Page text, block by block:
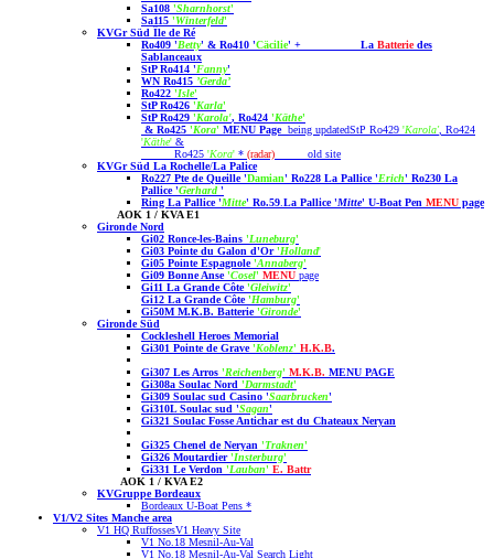
Sa108 'Sharnhorst'
Sa115 'Winterfeld'
KVGr Süd Île de Ré
Ro409 'Betty' & Ro410 'Cäcilie' + La Batteriedes
Sablanceaux
StP Ro414 'Fanny'
WN Ro415 ’Gerda’
Ro422 'Isle'
StP Ro426 'Karla'
StP Ro429 'Karola', Ro424 'Käthe'
& Ro425 'Kora' MENU Page being updatedStP Ro429 'Karola', Ro424
'Käthe' &
Ro425 'Kora' * (radar) old site
KVGr Süd La Rochelle/La Palice
Ro227 Pte de Queille 'Damian' Ro228 La Pallice 'Erich' Ro230 La
Pallice 'Gerhard '
Ring La Pallice 'Mitte' Ro.59 La Pallice 'Mitte' U-Boat Pen MENU page
AOK 1 / KVA E1
Gironde Nord
Gi02 Ronce-les-Bains 'Luneburg'
Gi03 Pointe du Galon d'Or'Holland'
Gi05 Pointe Espagnole'Annaberg'
Gi09 Bonne Anse'Cosel' MENU page
Gi11 La Grande Côte'Gleiwitz'
Gi12 La Grande Côte'Hamburg'
Gi50M M.K.B. Batterie'Gironde'
Gironde Süd
Cockleshell Heroes Memorial
Gi301 Pointe de Grave'Koblenz' H.K.B.
Gi307 Les Arros 'Reichenberg' M.K.B. MENU PAGE
Gi308a Soulac Nord 'Darmstadt'
Gi309 Soulac sud Casino 'Saarbrucken'
Gi310L Soulac sud 'Sagan'
Gi321 Soulac Fosse Antichar est du Chateaux Neryan
Gi325 Chenel de Neryan 'Traknen'
Gi326 Moutardier'Insterburg'
Gi331 Le Verdon 'Lauban' E. Battr
AOK 1 / KVA E2
KVGruppe Bordeaux
Bordeaux U-Boat Pens *
V1/V2 Sites Manche area
V1 HQ RuffossesV1 Heavy Site
V1 No.18 Mesnil-Au-Val
V1 No.18 Mesnil-Au-Val Search Light